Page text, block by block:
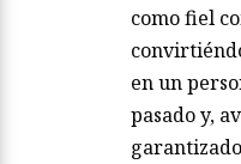
como fiel
en un
pasado y,